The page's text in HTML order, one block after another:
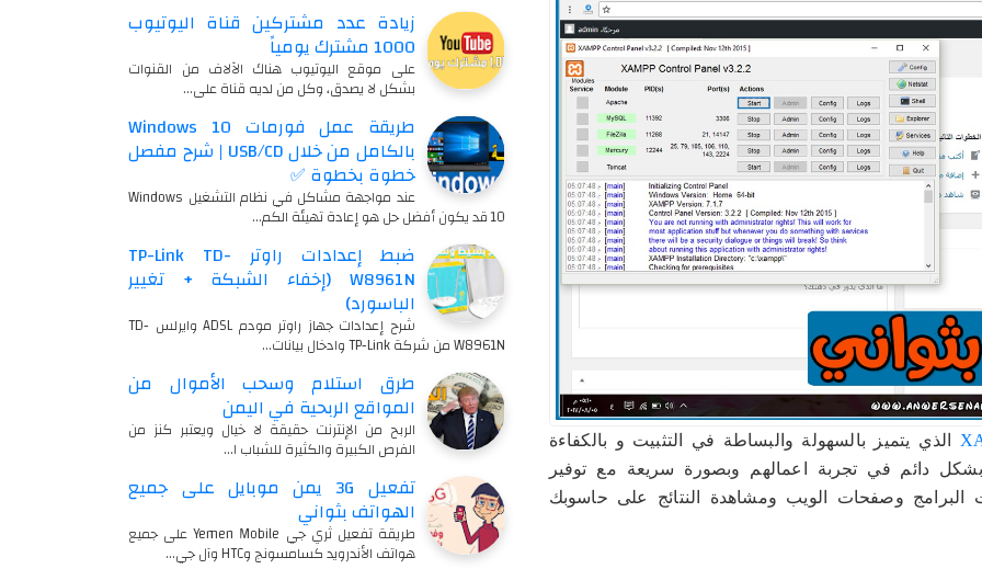
الذي يتميز بالسهولة والبساطة في التثبيت و بالكفاءة
بشكل دائم في تجربة اعمالهم وبصورة سريعة مع توفير
البرامج وصفحات الويب ومشاهدة النتائج على حاسوبك
زيادة عدد مشتركين قناة اليوتيوب
1000 مشترك يومياً
على موقع اليوتيوب هناك الآلاف من القنوات
بشكل لا يصدق، وكل من لديه قناة على…
طريقة عمل فورمات Windows 10
بالكامل من خلال USB/CD | شرح مفصل
خطوة بخطوة ✅
عند مواجهة مشاكل في نظام التشغيل Windows
10 قد يكون أفضل حل هو إعادة تهيئة الكم…
ضبط إعدادات راوتر TP-Link TD-
W8961N (إخفاء الشبكة + تغيير
الباسورد)
شرح إعدادات جهاز راوتر مودم ADSL وايرلس TD-
W8961N من شركة TP-Link وادخال بيانات…
طرق استلام وسحب الأموال من
المواقع الربحية في اليمن
الربح من الإنترنت حقيقة لا خيال ويعتبر كنز من
الفرص الكبيرة والكثيرة للشباب ا…
تفعيل 3G يمن موبايل على جميع
الهواتف بثواني
طريقة تفعيل ثري جي Yemen Mobile على جميع
هواتف الأندرويد كسامسونج وHTC وآل جي…